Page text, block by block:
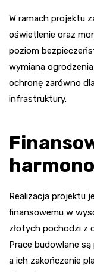
W ramach projektu
oświetlenie oraz
poziom
wymiana
ochronę zarówno
infrastruktury.
Realizacja projektu
finansowemu w
złotych pochodzi z
Prace budowlane
a ich zakończenie